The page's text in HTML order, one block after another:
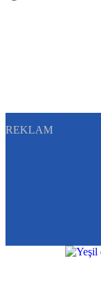
REKLAM